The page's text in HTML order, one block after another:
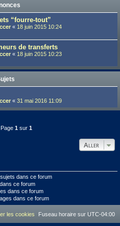
“fourre-tout”
« 18 juin 2015 10:24
de transferts
« 18 juin 2015 10:23
« 31 mai 2016 11:09
1 sur 1
Aller
dans ce forum
ce forum
dans ce forum
dans ce forum
Fuseau horaire sur UTC-04:00
les cookies